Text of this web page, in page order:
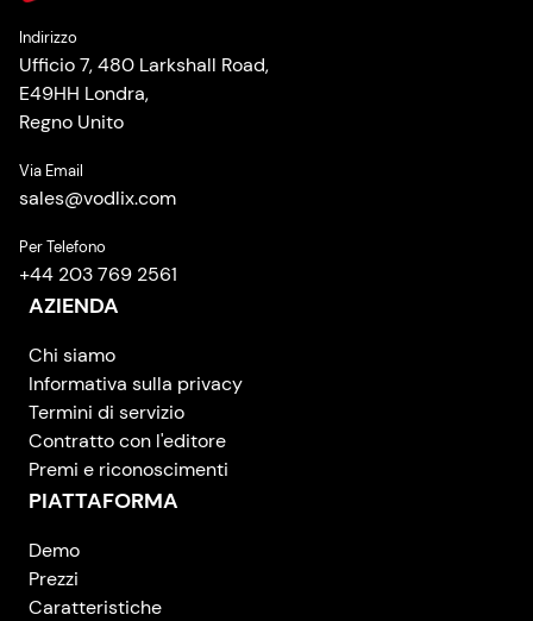
Indirizzo
Ufficio 7, 480 Larkshall Road,
E49HH Londra,
Regno Unito
Via Email
sales@vodlix.com
Per Telefono
+44 203 769 2561
AZIENDA
Chi siamo
Informativa sulla privacy
Termini di servizio
Contratto con l'editore
Premi e riconoscimenti
PIATTAFORMA
Demo
Prezzi
Caratteristiche